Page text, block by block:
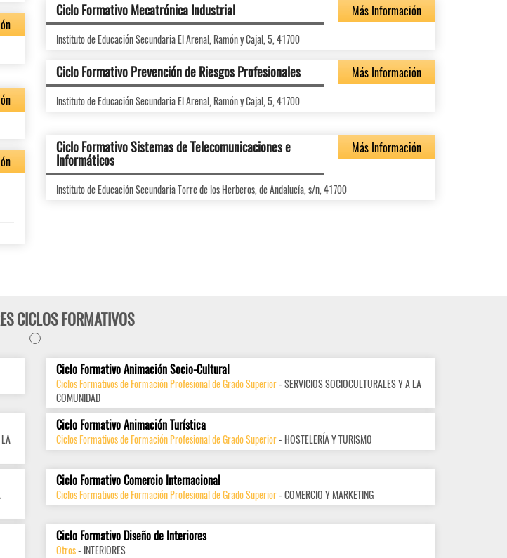
Ciclo Formativo Mecatrónica Industrial Más Información
Instituto de Educación Secundaria El Arenal, Ramón y Cajal, 5, 41700
Ciclo Formativo Prevención de Riesgos Profesionales Más Información
Instituto de Educación Secundaria El Arenal, Ramón y Cajal, 5, 41700
Ciclo Formativo Sistemas de Telecomunicaciones e
Informáticos
Más Información
Instituto de Educación Secundaria Torre de los Herberos, de Andalucía, s/n, 41700
CICLOS FORMATIVOS
Ciclo Formativo Animación Socio-Cultural
Ciclos Formativos de Formación Profesional de Grado Superior- SERVICIOS SOCIOCULTURALES Y A LA
COMUNIDAD
Ciclo Formativo Animación Turística
Ciclos Formativos de Formación Profesional de Grado Superior- HOSTELERÍA Y TURISMO
Ciclo Formativo Comercio Internacional
Ciclos Formativos de Formación Profesional de Grado Superior- COMERCIO Y MARKETING
Ciclo Formativo Diseño de Interiores
Otros- INTERIORES